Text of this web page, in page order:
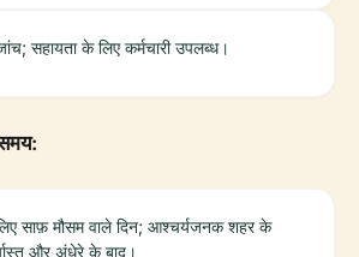
सहायता के लिए कर्मचारी उपलब्ध।
लिए साफ़ मौसम वाले दिन; आश्चर्यजनक शहर के
और अंधेरे के बाद।